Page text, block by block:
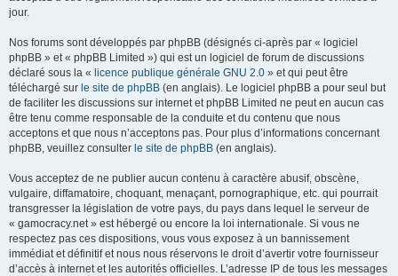
jour.
Nos forums sont développés par phpBB (désignés ci-après par « logiciel
phpBB » et « phpBB Limited ») qui est un logiciel de forum de discussions
déclaré sous la « licence publique générale GNU 2.0 » et qui peut être
téléchargé sur le site de phpBB (en anglais). Le logiciel phpBB a pour seul but
de faciliter les discussions sur internet et phpBB Limited ne peut en aucun cas
être tenu comme responsable de la conduite et du contenu que nous
acceptons et que nous n’acceptons pas. Pour plus d’informations concernant
phpBB, veuillez consulter le site de phpBB (en anglais).
Vous acceptez de ne publier aucun contenu à caractère abusif, obscène,
vulgaire, diffamatoire, choquant, menaçant, pornographique, etc. qui pourrait
transgresser la législation de votre pays, du pays dans lequel le serveur de
« gamocracy.net » est hébergé ou encore la loi internationale. Si vous ne
respectez pas ces dispositions, vous vous exposez à un bannissement
immédiat et définitif et nous nous réservons le droit d’avertir votre fournisseur
d’accès à internet et les autorités officielles. L’adresse IP de tous les messages